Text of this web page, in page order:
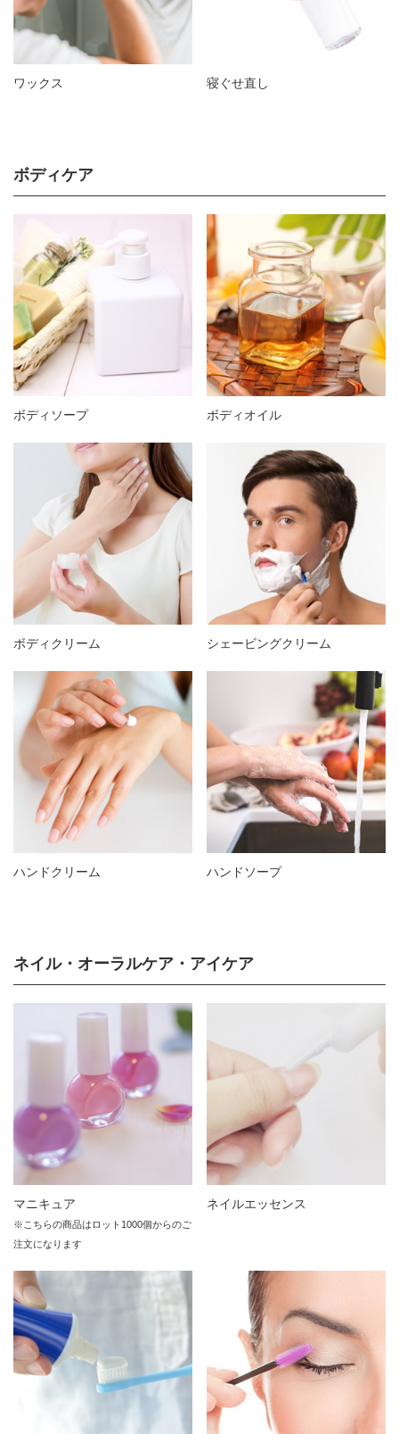
ワックス 寝ぐせ直し
ボディケア
ボディソープ ボディオイル
ボディクリーム シェービングクリーム
ハンドクリーム ハンドソープ
ネイル・オーラルケア・アイケア
マニキュア
※こちらの商品はロット1000個からのご
注文になります
ネイルエッセンス